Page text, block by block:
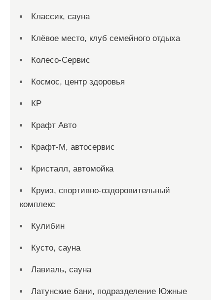
Классик, сауна
Клёвое место, клуб семейного отдыха
Колесо-Сервис
Космос, центр здоровья
КР
Крафт Авто
Крафт-М, автосервис
Кристалл, автомойка
Круиз, спортивно-оздоровительный
комплекс
Кулибин
Кусто, сауна
Лавиаль, сауна
Латунские бани, подразделение Южные